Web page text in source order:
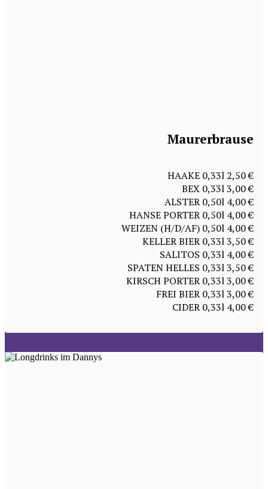
Maurerbrause
HAAKE 0,33l 2,50 €
BEX 0,33l 3,00 €
ALSTER 0,50l 4,00 €
HANSE PORTER 0,50l 4,00 €
WEIZEN (H/D/AF) 0,50l 4,00 €
KELLER BIER 0,33l 3,50 €
SALITOS 0,33l 4,00 €
SPATEN HELLES 0,33l 3,50 €
KIRSCH PORTER 0,33l 3,00 €
FREI BIER 0,33l 3,00 €
CIDER 0,33l 4,00 €